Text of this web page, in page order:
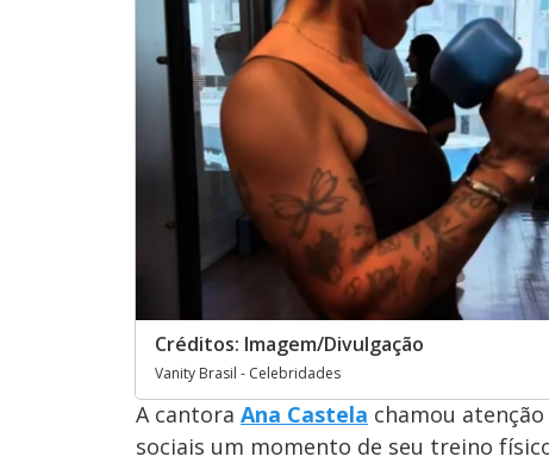
Créditos: Imagem/Divulgação
Vanity Brasil - Celebridades
A cantora Ana Castela chamou
sociais um momento de seu treino